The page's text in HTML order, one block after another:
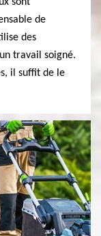
de
des
travail soigné.
il suffit de le